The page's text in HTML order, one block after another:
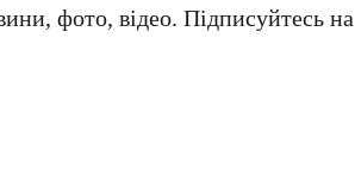
фото, відео. Підписуйтесь на